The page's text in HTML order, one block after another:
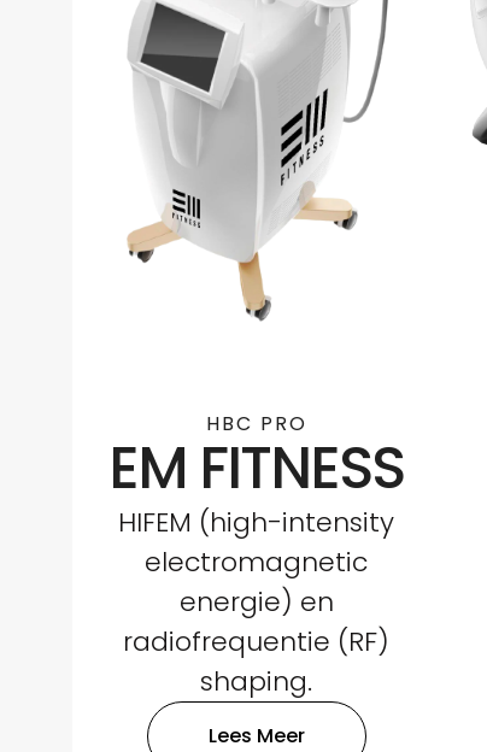
HBC PRO
EM FITNESS
HIFEM (high-intensity
electromagnetic
energie) en
radiofrequentie (RF)
shaping.
Lees Meer